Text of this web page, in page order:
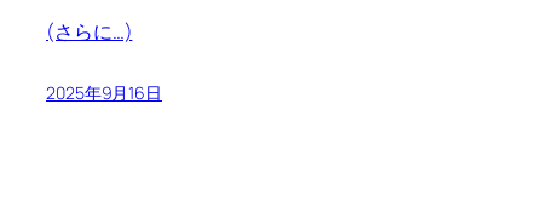
(さらに…)
2025年9月16日